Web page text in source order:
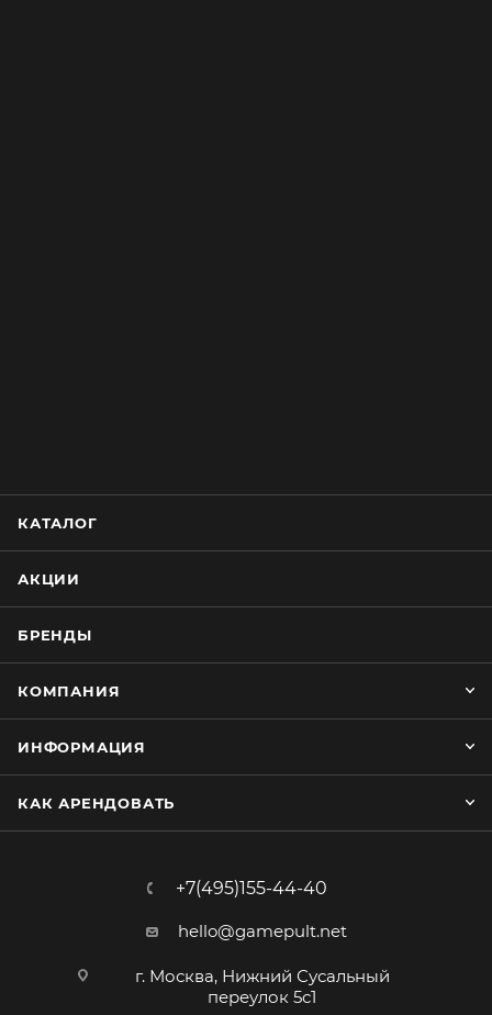
КАТАЛОГ
АКЦИИ
БРЕНДЫ
КОМПАНИЯ
ИНФОРМАЦИЯ
КАК АРЕНДОВАТЬ
+7(495)155-44-40
hello@gamepult.net
г. Москва, Нижний Сусальный
переулок 5с1